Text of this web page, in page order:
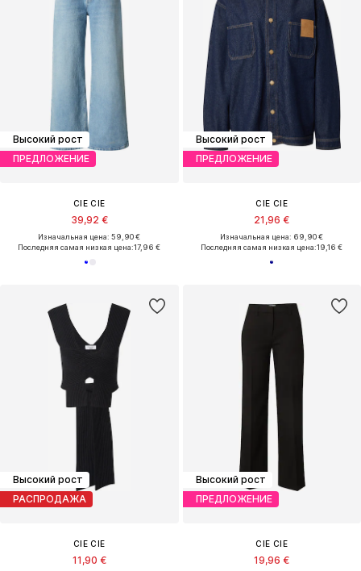
Высокий рост
ПРЕДЛОЖЕНИЕ
CIE CIE
39,92 €
Изначальная цена: 59,90 €
Последняя самая низкая цена:17,96 €
Высокий рост
ПРЕДЛОЖЕНИЕ
CIE CIE
21,96 €
Изначальная цена: 69,90 €
Последняя самая низкая цена:19,16 €
Высокий рост
РАСПРОДАЖА
CIE CIE
11,90 €
Высокий рост
ПРЕДЛОЖЕНИЕ
CIE CIE
19,96 €